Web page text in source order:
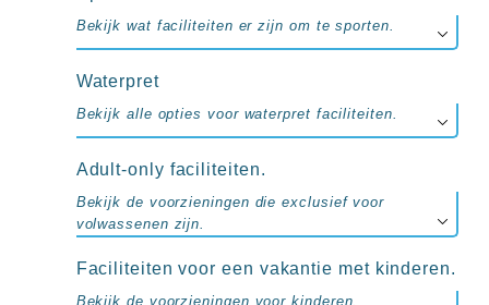
Bekijk wat faciliteiten er zijn om te sporten.
Waterpret
Bekijk alle opties voor waterpret faciliteiten.
Adult-only faciliteiten.
Bekijk de voorzieningen die exclusief voor
volwassenen zijn.
Faciliteiten voor een vakantie met kinderen.
Bekijk de voorzieningen voor kinderen.